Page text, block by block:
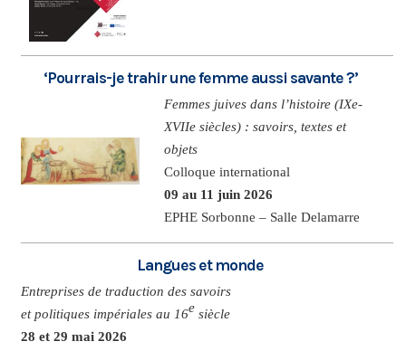
‘Pourrais-je trahir une femme aussi savante ?’
Femmes juives dans l’histoire (IXe-
XVIIe siècles) : savoirs, textes et
objets
Colloque international
09 au 11 juin 2026
EPHE Sorbonne – Salle Delamarre
Langues et monde
Entreprises de traduction des savoirs
et politiques impériales au 16e siècle
28 et 29 mai 2026